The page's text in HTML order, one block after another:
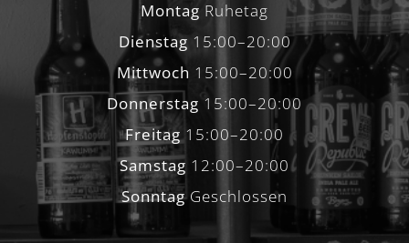
Montag Ruhetag
Dienstag15:00–20:00
Mittwoch 15:00–20:00
Donnerstag15:00–20:00
Freitag15:00–20:00
Samstag 12:00–20:00
SonntagGeschlossen